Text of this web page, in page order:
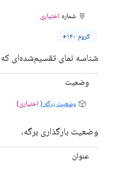
شماره اختیاری
کروم ۱۴۰+
شناسه نمای تقسیم‌شده‌ای که
وضعیت
وضعیت برگه ( اختیاری)
وضعیت بارگذاری برگه.
عنوان